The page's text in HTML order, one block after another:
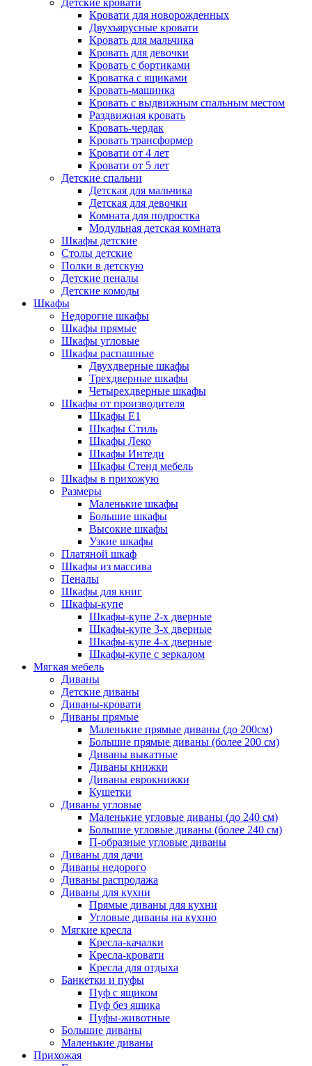
Детские кровати
Кровати для новорожденных
Двухъярусные кровати
Кровать для мальчика
Кровать для девочки
Кровать с бортиками
Кроватка с ящиками
Кровать-машинка
Кровать с выдвижным спальным местом
Раздвижная кровать
Кровать-чердак
Кровать трансформер
Кровати от 4 лет
Кровати от 5 лет
Детские спальни
Детская для мальчика
Детская для девочки
Комната для подростка
Модульная детская комната
Шкафы детские
Столы детские
Полки в детскую
Детские пеналы
Детские комоды
Шкафы
Недорогие шкафы
Шкафы прямые
Шкафы угловые
Шкафы распашные
Двухдверные шкафы
Трехдверные шкафы
Четырехдверные шкафы
Шкафы от производителя
Шкафы E1
Шкафы Стиль
Шкафы Леко
Шкафы Интеди
Шкафы Стенд мебель
Шкафы в прихожую
Размеры
Маленькие шкафы
Большие шкафы
Высокие шкафы
Узкие шкафы
Платяной шкаф
Шкафы из массива
Пеналы
Шкафы для книг
Шкафы-купе
Шкафы-купе 2-х дверные
Шкафы-купе 3-х дверные
Шкафы-купе 4-х дверные
Шкафы-купе с зеркалом
Мягкая мебель
Диваны
Детские диваны
Диваны-кровати
Диваны прямые
Маленькие прямые диваны (до 200см)
Большие прямые диваны (более 200 см)
Диваны выкатные
Диваны книжки
Диваны еврокнижки
Кушетки
Диваны угловые
Маленькие угловые диваны (до 240 см)
Большие угловые диваны (более 240 см)
П-образные угловые диваны
Диваны для дачи
Диваны недорого
Диваны распродажа
Диваны для кухни
Прямые диваны для кухни
Угловые диваны на кухню
Мягкие кресла
Кресла-качалки
Кресла-кровати
Кресла для отдыха
Банкетки и пуфы
Пуф с ящиком
Пуф без ящика
Пуфы-животные
Большие диваны
Маленькие диваны
Прихожая